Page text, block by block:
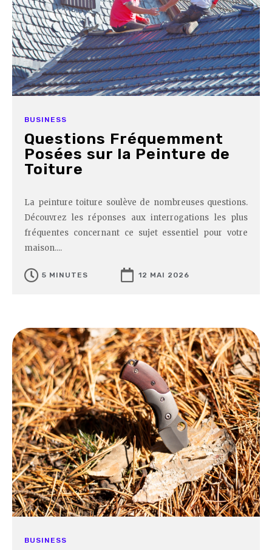
BUSINESS
Questions Fréquemment
Posées sur la Peinture de
Toiture
La peinture toiture soulève de nombreuses questions.
Découvrez les réponses aux interrogations les plus
fréquentes concernant ce sujet essentiel pour votre
maison....
5 MINUTES 12 MAI 2026
BUSINESS